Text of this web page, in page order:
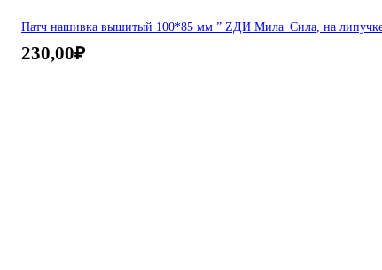
Патч нашивка вышитый 100*85 мм ” ZДИ Мила_Сила, на
230,00₽